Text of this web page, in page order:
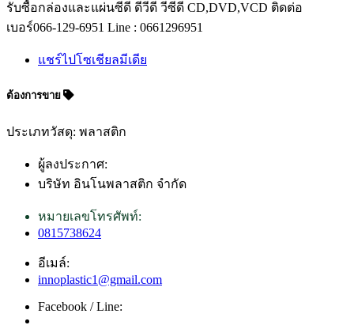
รับซื้อกล่องและแผ่นซีดี ดีวีดี วีซีดี CD,DVD,VCD ติดต่อ
เบอร์066-129-6951 Line : 0661296951
แชร์ไปโซเชียลมีเดีย
ต้องการขาย
ประเภทวัสดุ: พลาสติก
ผู้ลงประกาศ:
บริษัท อินโนพลาสติก จำกัด
หมายเลขโทรศัพท์:
0815738624
อีเมล์:
innoplastic1@gmail.com
Facebook / Line: